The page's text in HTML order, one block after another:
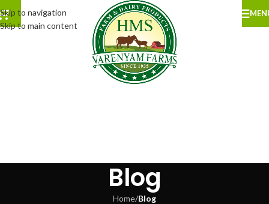
Skip to navigation
Skip to main content
Blog
Home/Blog